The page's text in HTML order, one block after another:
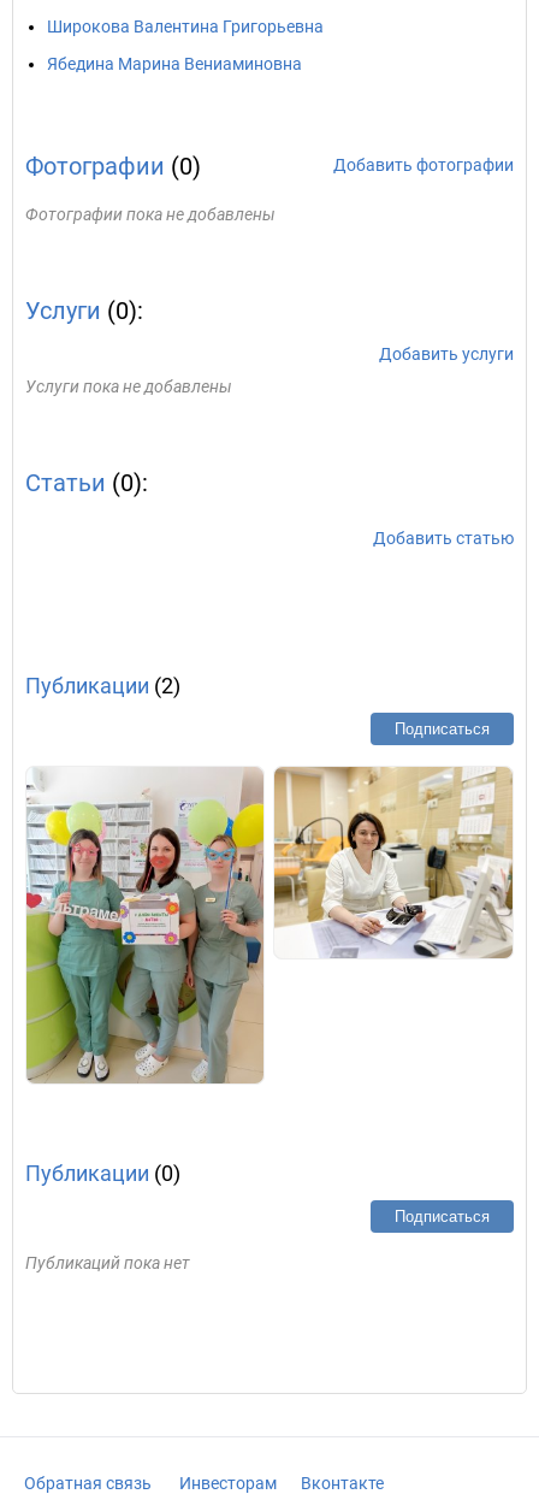
Широкова Валентина Григорьевна
Ябедина Марина Вениаминовна
Фотографии (0) Добавить фотографии
Фотографии пока не добавлены
Услуги (0):
Добавить услуги
Услуги пока не добавлены
Статьи (0):
Добавить статью
Публикации (2)
Подписаться
Публикации (0)
Подписаться
Публикаций пока нет
Обратная связь Инвесторам Вконтакте